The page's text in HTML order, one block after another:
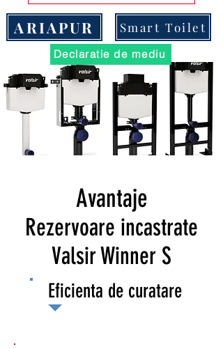
ARIAPUR Smart Toilet
Declaratie de mediu
Avantaje
Rezervoare incastrate
Valsir Winner S
Eficienta de curatare